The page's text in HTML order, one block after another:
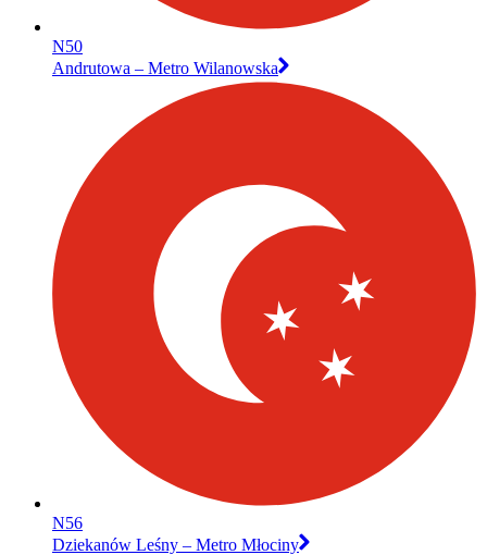
N50
Andrutowa – Metro Wilanowska
N56
Dziekanów Leśny – Metro Młociny